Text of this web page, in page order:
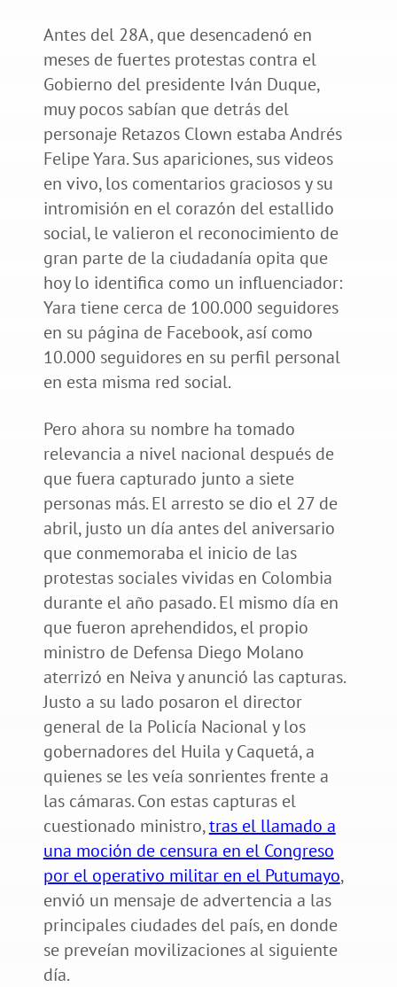
Antes del 28A, que desencadenó en
meses de fuertes protestas contra el
Gobierno del presidente Iván Duque,
muy pocos sabían que detrás del
personaje Retazos Clown estaba Andrés
Felipe Yara. Sus apariciones, sus videos
en vivo, los comentarios graciosos y su
intromisión en el corazón del estallido
social, le valieron el reconocimiento de
gran parte de la ciudadanía opita que
hoy lo identifica como un influenciador:
Yara tiene cerca de 100.000 seguidores
en su página de Facebook, así como
10.000 seguidores en su perfil personal
en esta misma red social.
Pero ahora su nombre ha tomado
relevancia a nivel nacional después de
que fuera capturado junto a siete
personas más. El arresto se dio el 27 de
abril, justo un día antes del aniversario
que conmemoraba el inicio de las
protestas sociales vividas en Colombia
durante el año pasado. El mismo día en
que fueron aprehendidos, el propio
ministro de Defensa Diego Molano
aterrizó en Neiva y anunció las capturas.
Justo a su lado posaron el director
general de la Policía Nacional y los
gobernadores del Huila y Caquetá, a
quienes se les veía sonrientes frente a
las cámaras. Con estas capturas el
cuestionado ministro,tras el llamado a
una moción de censura en el Congreso
por el operativo militar en el Putumayo,
envió un mensaje de advertencia a las
principales ciudades del país, en donde
se preveían movilizaciones al siguiente
día.